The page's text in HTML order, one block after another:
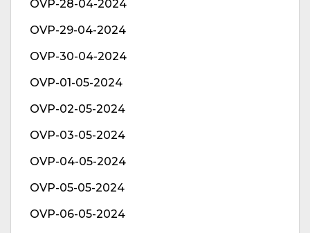
OVP-28-04-2024
OVP-29-04-2024
OVP-30-04-2024
OVP-01-05-2024
OVP-02-05-2024
OVP-03-05-2024
OVP-04-05-2024
OVP-05-05-2024
OVP-06-05-2024